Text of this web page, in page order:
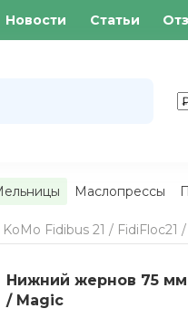
Новости Статьи
Маслопрессы
Fidibus 21 / FidiFloc21
Нижний жернов 75 мм
/ Magic